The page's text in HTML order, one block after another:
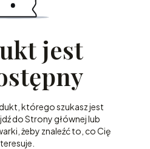
jest
którego szukasz jest
do Strony głównej lub
żeby znaleźć to, co Cię